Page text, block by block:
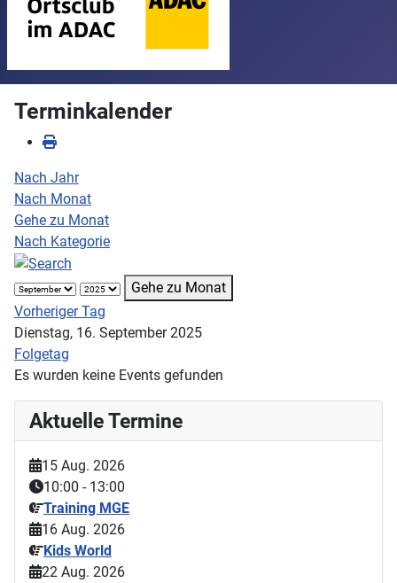
Terminkalender
Nach Jahr
Nach Monat
Gehe zu Monat
Nach Kategorie
Gehe zu Monat
Vorheriger Tag
Dienstag, 16. September 2025
Folgetag
Es wurden keine Events gefunden
Aktuelle Termine
15 Aug. 2026
10:00 - 13:00
Training MGE
16 Aug. 2026
Kids World
22 Aug. 2026